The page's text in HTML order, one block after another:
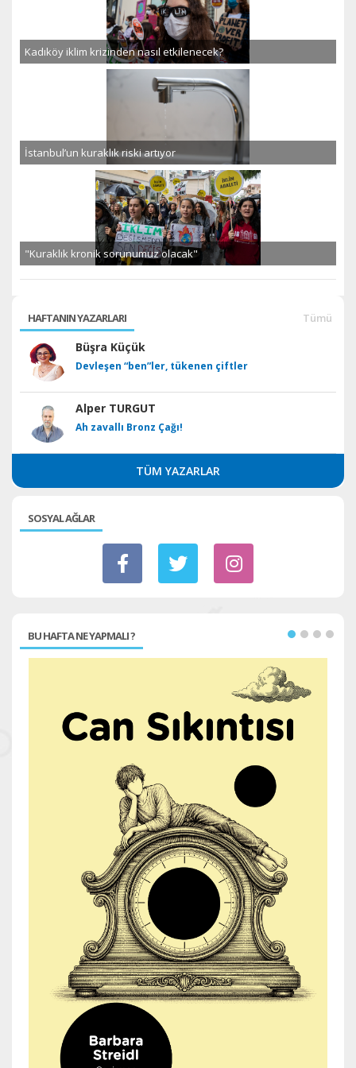
Kadıköy iklim krizinden nasıl etkilenecek?
İstanbul’un kuraklık riski artıyor
"Kuraklık kronik sorunumuz olacak"
HAFTANIN YAZARLARI Tümü
Büşra Küçük
Devleşen “ben”ler, tükenen çiftler
Alper TURGUT
Ah zavallı Bronz Çağı!
TÜM YAZARLAR
SOSYAL AĞLAR
BU HAFTA NE YAPMALI ?